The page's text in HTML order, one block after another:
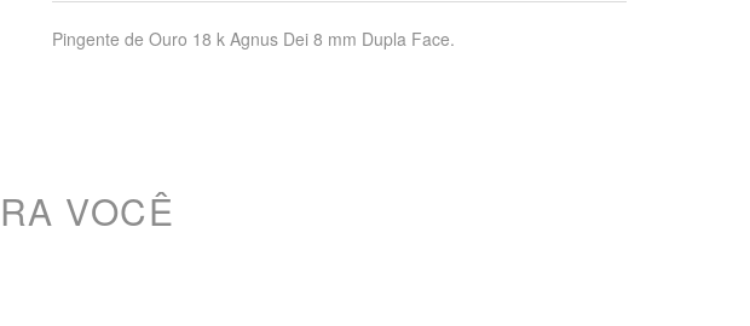
Pingente de Ouro 18 k Agnus Dei 8 mm Dupla Face.
VOCÊ